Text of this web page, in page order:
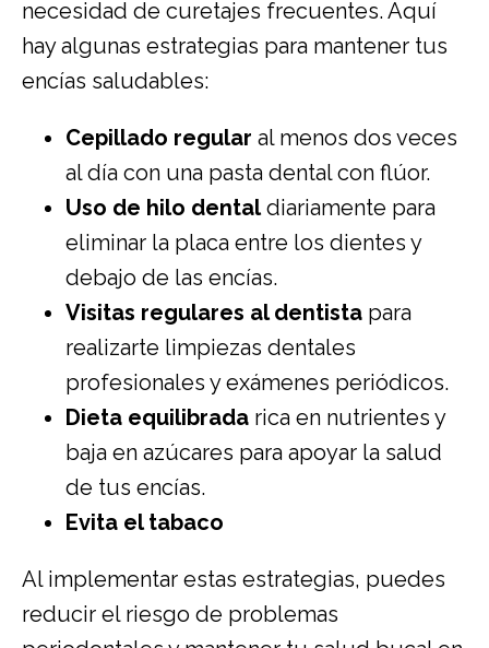
necesidad de curetajes frecuentes. Aquí
hay algunas estrategias para mantener tus
encías saludables:
Cepillado regular al menos dos veces
al día con una pasta dental con flúor.
Uso de hilo dentaldiariamente para
eliminar la placa entre los dientes y
debajo de las encías.
Visitas regulares al dentista para
realizarte limpiezas dentales
profesionales y exámenes periódicos.
Dieta equilibrada rica en nutrientes y
baja en azúcares para apoyar la salud
de tus encías.
Evita el tabaco
Al implementar estas estrategias, puedes
reducir el riesgo de problemas